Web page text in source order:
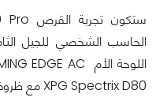
XPG Spectrix D80 مع ظروف التشغيل التالية: